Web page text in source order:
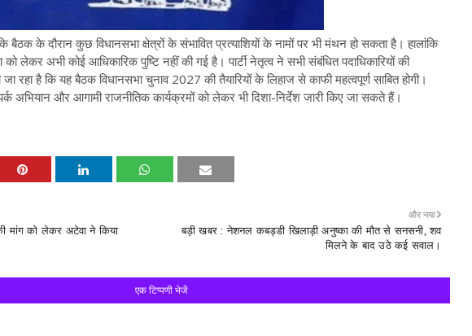
बैठक के दौरान कुछ विधानसभा क्षेत्रों के संभावित प्रत्याशियों के नामों पर भी मंथन हो सकता है। हालांकि
को लेकर अभी कोई आधिकारिक पुष्टि नहीं की गई है। पार्टी नेतृत्व ने सभी संबंधित पदाधिकारियों की
जा रहा है कि यह बैठक विधानसभा चुनाव 2027 की तैयारियों के लिहाज से काफी महत्वपूर्ण साबित होगी।
अभियान और आगामी राजनीतिक कार्यक्रमों को लेकर भी दिशा-निर्देश जारी किए जा सकते हैं।
और नया
बड़ी खबर : नेशनल कबड्डी खिलाड़ी अनुष्का की मौत से सनसनी, शव
मिलने के बाद उठे कई सवाल।
मांग को लेकर अटेवा ने किया
एक टिप्पणी भेजें